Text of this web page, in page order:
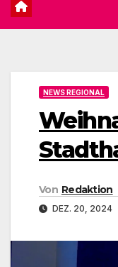
NEWS REGIONAL
Von Redaktion
DEZ. 20, 2024